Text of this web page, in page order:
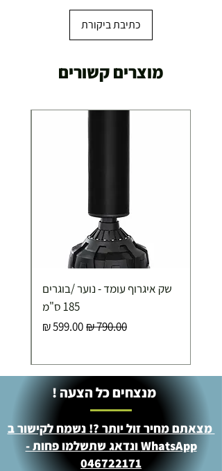
כתיבת ביקורת
מוצרים קשורים
שק איגרוף עומד - נוער /בוגרים
185 ס"מ
מחיר רגילמחיר מבצע
מנצחים כל הצעה !
מצאתם מחיר זול יותר ?! נשמח לקישור ב
WhatsApp ונדאג שתשלמו פחות -
046722171